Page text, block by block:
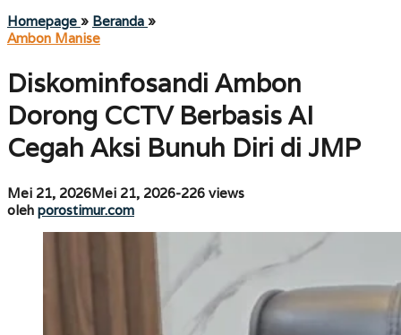
Homepage » Beranda »Diskominfosandi
Berbasis
AI
Cegah
Aksi
Bunuh
di
Ambon Manise
Diskominfosandi Ambon
Dorong CCTV Berbasis AI
Cegah Aksi Bunuh Diri di JMP
Mei 21, 2026Mei 21, 2026oleh
-226 views
oleh porostimur.com